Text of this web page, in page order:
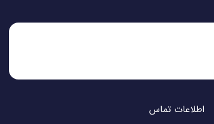
اطلاعات تماس